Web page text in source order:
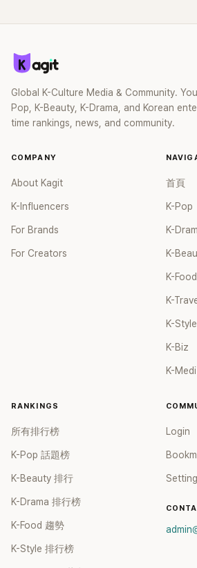
Global K-Culture Media & Community.
Pop, K-Beauty, K-Drama, and Korean
time rankings, news, and community.
COMPANY
About Kagit
K-Influencers
For Brands
For Creators
首頁
K-Pop
K-
K-
K-Food
K-
K-Style
K-Biz
K-Medi
RANKINGS
所有排行榜
K-Pop 話題榜
K-Beauty 排行
K-Drama 排行榜
K-Food 趨勢
K-Style 排行榜
Login